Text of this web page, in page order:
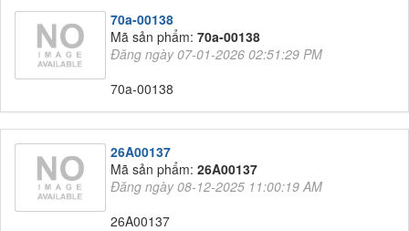
70a-00138
Mã sản phẩm: 70a-00138
Đăng ngày 07-01-2026 02:51:29 PM
70a-00138
26A00137
Mã sản phẩm: 26A00137
Đăng ngày 08-12-2025 11:00:19 AM
26A00137